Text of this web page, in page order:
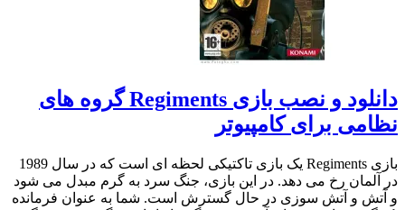
دانلود و نصب بازی Regiments گروه های
نظامی برای کامپیوتر
بازی Regiments یک بازی تاکتیکی لحظه ای است که در سال 1989
در آلمان رخ می دهد. در این بازی، جنگ سرد به گرم مبدل می شود
و آتش و آتش سوزی در حال گسترش است. شما به عنوان فرمانده